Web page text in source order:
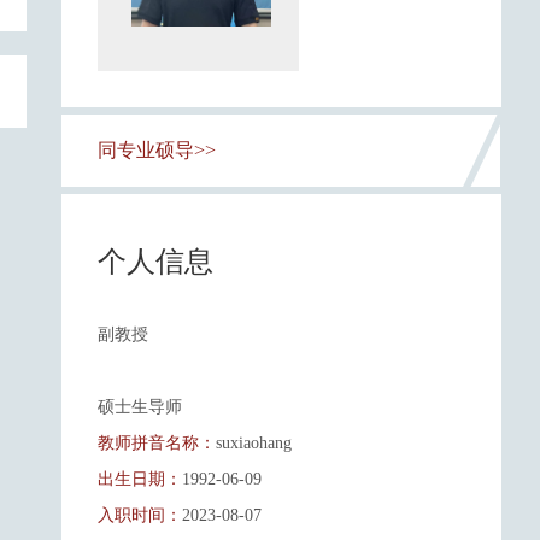
同专业硕导>>
个人信息
副教授
硕士生导师
教师拼音名称： suxiaohang
出生日期： 1992-06-09
入职时间： 2023-08-07